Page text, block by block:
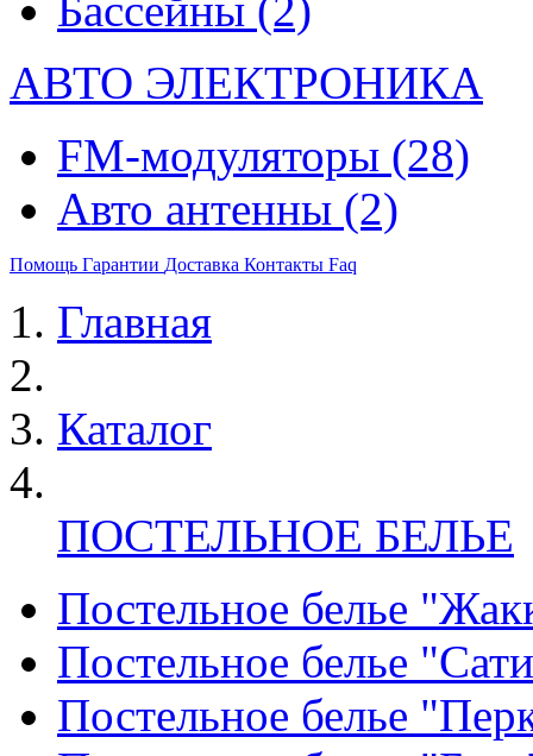
АВТО ЭЛЕКТРОНИКА
FM-модуляторы (28)
Авто антенны (2)
Помощь Гарантии Доставка Контакты Faq
Главная
Каталог
ПОСТЕЛЬНОЕ БЕЛЬЕ
Постельное белье
Постельное белье
Постельное белье